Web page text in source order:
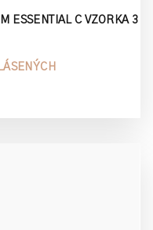
ESSENTIAL C VZORKA 3